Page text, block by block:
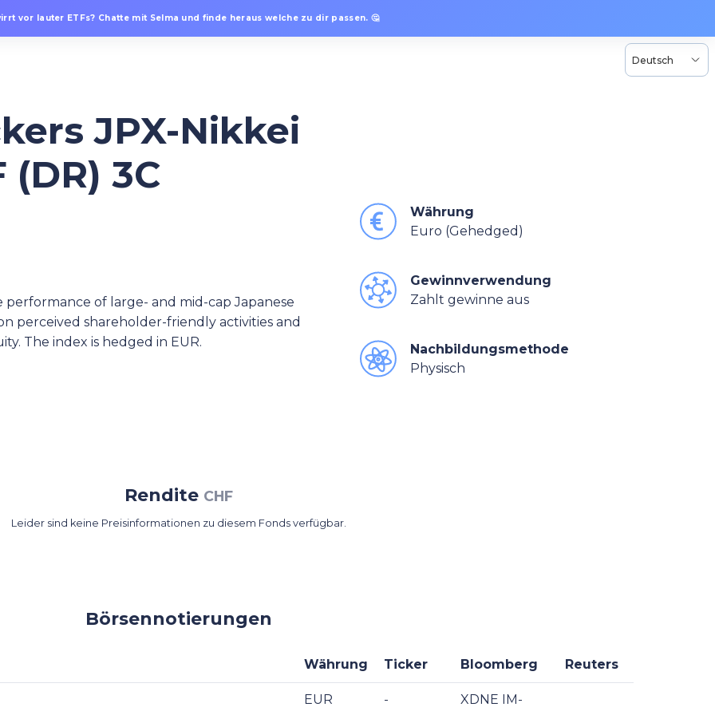
vor lauter ETFs? Chatte mit Selma und finde heraus welche zu dir passen. 🤔
Deutsch
JPX-Nikkei
(DR) 3C
of large- and mid-cap Japanese
perceived shareholder-friendly activities and
The index is hedged in EUR.
Währung
Euro (Gehedged)
Gewinnverwendung
Zahlt gewinne aus
Nachbildungsmethode
Physisch
Rendite CHF
Leider sind keine Preisinformationen zu diesem Fonds verfügbar.
Börsennotierungen
Währung Ticker Bloomberg Reuters
EUR - XDNE IM-